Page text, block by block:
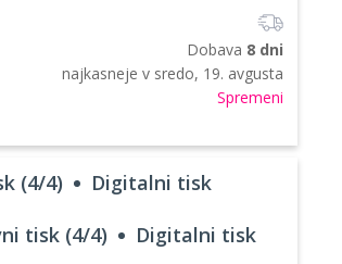
Dobava 8 dni
najkasneje v sredo, 19. avgusta
Spremeni
(4/4) Digitalni tisk
tisk (4/4) Digitalni tisk